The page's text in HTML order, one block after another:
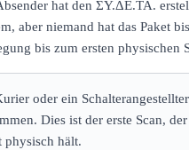
hat den ΣΥ.ΔΕ.ΤΑ.
aber niemand hat das Paket
bis zum ersten physischen
oder ein
Dies ist der erste Scan,
physisch hält.